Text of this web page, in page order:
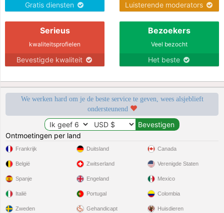
Gratis diensten Luisterende moderators
Serieus
kwaliteitsprofielen
Bevestigde kwaliteit
Bezoekers
Veel bezocht
Het beste
We werken hard om je de beste service te geven, wees alsjeblieft
ondersteunend
Ontmoetingen per land
Frankrijk
België
Spanje
Italië
Zweden
Duitsland
Zwitserland
Engeland
Portugal
Gehandicapt
Canada
Verenigde Staten
Mexico
Colombia
Huisdieren